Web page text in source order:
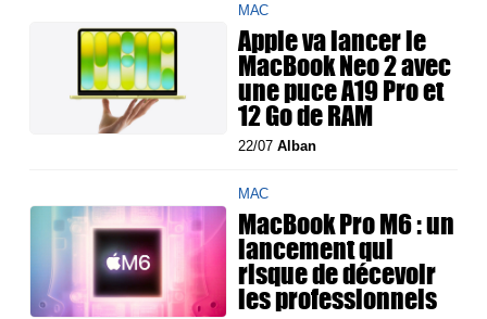
MAC
Apple va lancer le
MacBook Neo 2 avec
une puce A19 Pro et
12 Go de RAM
22/07Alban
MAC
MacBook Pro M6 : un
lancement qui
risque de décevoir
les professionnels